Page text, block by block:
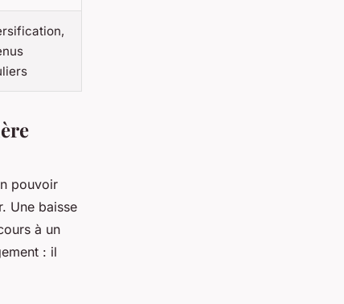
pouvoir
Une baisse
à un
: il